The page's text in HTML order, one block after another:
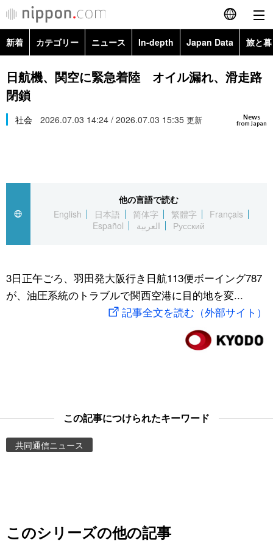
English
简体字
Русский
カテゴリー
経済・ビジネス
国際
文化
トップ
アーカイブ
In-depth
Japan Data
動画/Live
お知らせ
新着 カテゴリー ニュース In-depth Japan Data 旅と
政治・外交
経済・ビジネス
スポーツ・東京2020
Topics
日航機、関空に緊急着陸 オイル漏れ、滑走路
閉鎖
News
from Japan
社会 2026.07.03 14:24 / 2026.07.03 15:35 更新
他の言語で読む
English
日本語 简体字 繁體字
Français
Español
العربية Русский
3日正午ごろ、羽田発大阪行き日航113便ボーイング787
が、油圧系統のトラブルで関西空港に目的地を変...
記事全文を読む（外部サイト）
この記事につけられたキーワード
共同通信ニュース
このシリーズの他の記事